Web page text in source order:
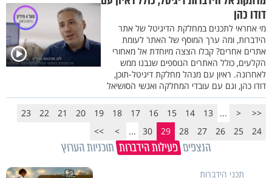
דודו כהן
מי אחראי לתכנים במחלקת הדיגיטל של אתר
הידברות, ומה ערך המוסף של האתר לעומת
אתרים אחרים? קבלו הצצה מיוחדת אל מאחורי
הקלעים, כולל האתרים הנוספים שנבנו ממש
לאחרונה. ראיון עם מנהל מחלקת דיגיטל-תוכן,
דודו כהן, וגם עם עובדי המחלקה ואנשי הסושיאל
<<
<
...
13
14
15
16
17
18
19
20
21
22
23
24
25
26
27
28
29
30
...
>
>>
הנצפים פעילות הידברות תוכניות הערוץ
תכני הידברות